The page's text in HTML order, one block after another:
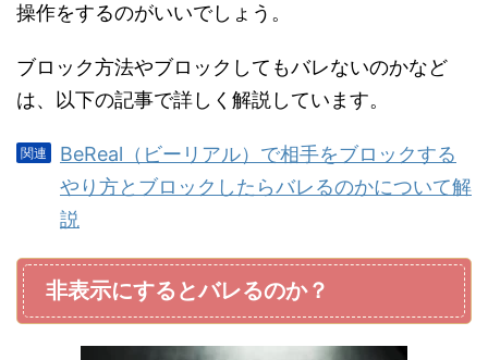
操作をするのがいいでしょう。
ブロック方法やブロックしてもバレないのかなど
は、以下の記事で詳しく解説しています。
BeReal（ビーリアル）で相手をブロックする
やり方とブロックしたらバレるのかについて解
説
非表示にするとバレるのか？